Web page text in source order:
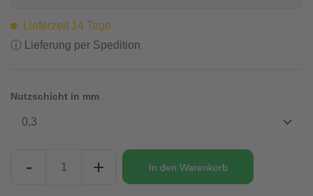
Lieferzeit 14 Tage
ⓘ Lieferung per Spedition
Nutzschicht in mm
0,3
- + In den Warenkorb